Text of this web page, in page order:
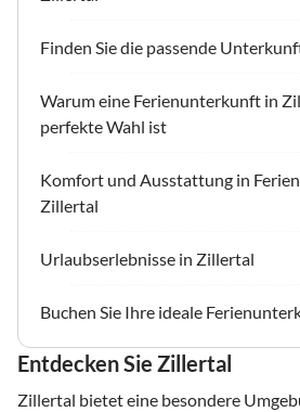
Finden Sie die passende
Warum eine Ferienunterkunft in
perfekte Wahl ist
Komfort und Ausstattung in
Zillertal
Urlaubserlebnisse in Zillertal
Buchen Sie Ihre ideale
Entdecken Sie Zillertal
Zillertal bietet eine besondere